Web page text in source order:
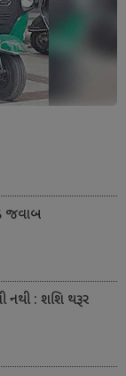
જવાબ
નથી : શશિ થરૂર